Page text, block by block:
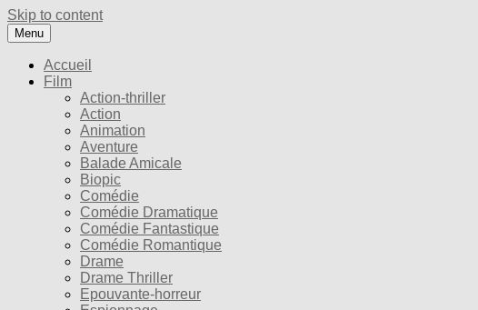
Skip to content
Menu
Accueil
Film
Action-thriller
Action
Animation
Aventure
Balade Amicale
Biopic
Comédie
Comédie Dramatique
Comédie Fantastique
Comédie Romantique
Drame
Drame Thriller
Epouvante-horreur